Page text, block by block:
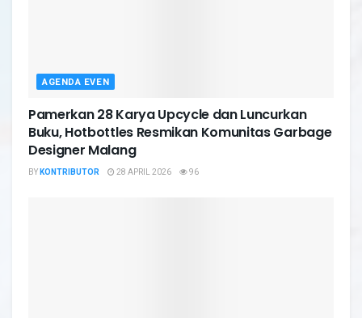
AGENDA EVEN
Pamerkan 28 Karya Upcycle dan Luncurkan
Buku, Hotbottles Resmikan Komunitas Garbage
Designer Malang
BYKONTRIBUTOR 28 APRIL 2026 96